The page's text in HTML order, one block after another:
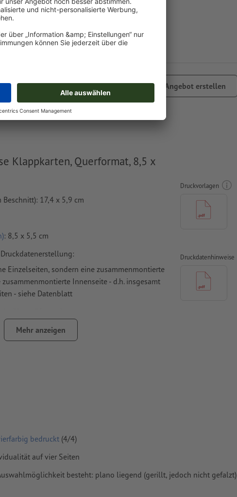
netto
€ 20,66
inkl. 17% MwSt.
€ 24,17 Angebot erstellen
Klappkarten, Querformat, 8,5 x
Beschnitt): 17,4 x 5,9 cm
: 8,5 x 5,5 cm
Einzelseiten, sondern eine zusammenmontierte
Innenseite - d.h. insgesamt
- siehe Datenblatt
können wir leider nicht immer achten
(PSO Coated v3) für gestrichene Papiere,
Mehr anzeigen
Druckvorlagen
Druckdatenhinweise
bedruckt (4/4)
auf vier Seiten
besteht: plano liegend (gerillt, jedoch nicht gefalzt)